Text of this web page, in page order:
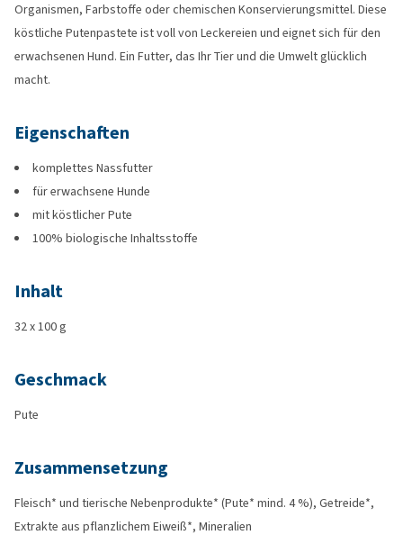
Organismen, Farbstoffe oder chemischen Konservierungsmittel. Diese
köstliche Putenpastete ist voll von Leckereien und eignet sich für den
erwachsenen Hund. Ein Futter, das Ihr Tier und die Umwelt glücklich
macht.
Eigenschaften
komplettes Nassfutter
für erwachsene Hunde
mit köstlicher Pute
100% biologische Inhaltsstoffe
Inhalt
32 x 100 g
Geschmack
Pute
Zusammensetzung
Fleisch* und tierische Nebenprodukte* (Pute* mind. 4 %), Getreide*,
Extrakte aus pflanzlichem Eiweiß*, Mineralien